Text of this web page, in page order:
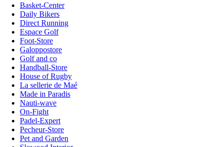
Basket-Center
Daily Bikers
Direct Running
Espace Golf
Foot-Store
Galoppostore
Golf and co
Handball-Store
House of Rugby
La sellerie de Maé
Made in Paradis
Nauti-wave
On-Fight
Padel-Expert
Pecheur-Store
Pet and Garden